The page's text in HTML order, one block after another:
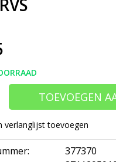
TOEVOEGEN
verlanglijst toevoegen
377370